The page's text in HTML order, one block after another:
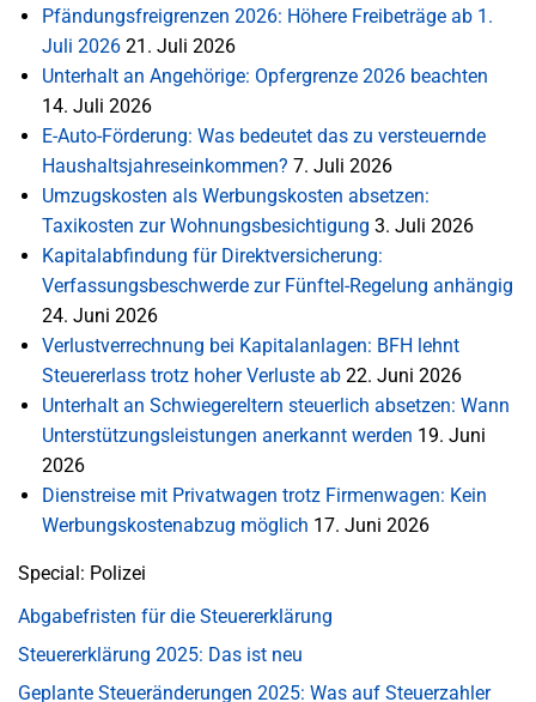
Pfändungsfreigrenzen 2026: Höhere Freibeträge ab 1.
Juli 2026 21. Juli 2026
Unterhalt an Angehörige: Opfergrenze 2026 beachten
14. Juli 2026
E-Auto-Förderung: Was bedeutet das zu versteuernde
Haushaltsjahreseinkommen? 7. Juli 2026
Umzugskosten als Werbungskosten absetzen:
Taxikosten zur Wohnungsbesichtigung 3. Juli 2026
Kapitalabfindung für Direktversicherung:
Verfassungsbeschwerde zur Fünftel-Regelung anhängig
24. Juni 2026
Verlustverrechnung bei Kapitalanlagen: BFH lehnt
Steuererlass trotz hoher Verluste ab 22. Juni 2026
Unterhalt an Schwiegereltern steuerlich absetzen: Wann
Unterstützungsleistungen anerkannt werden 19. Juni
2026
Dienstreise mit Privatwagen trotz Firmenwagen: Kein
Werbungskostenabzug möglich 17. Juni 2026
Special: Polizei
Abgabefristen für die Steuererklärung
Steuererklärung 2025: Das ist neu
Geplante Steueränderungen 2025: Was auf Steuerzahler